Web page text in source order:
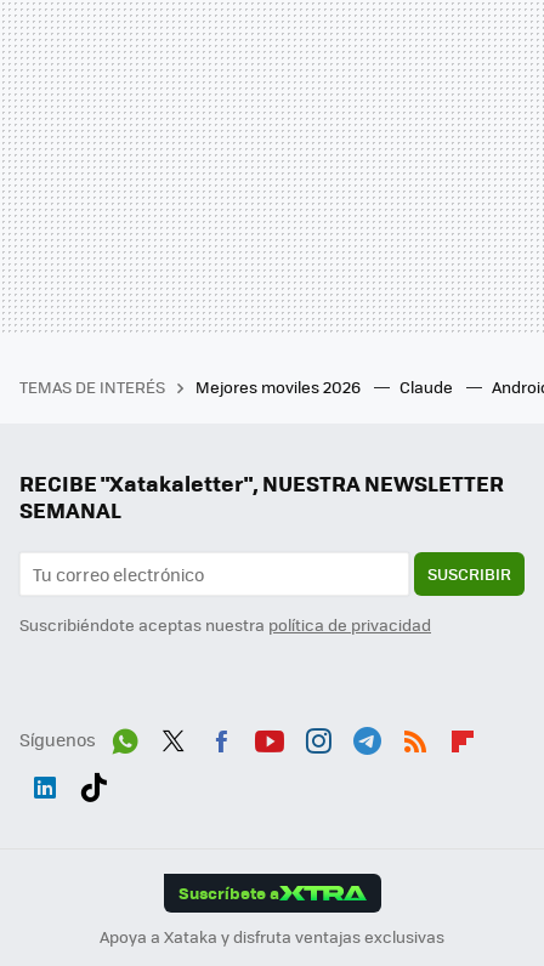
TEMAS DE INTERÉS Mejores moviles 2026 Claude
RECIBE "Xatakaletter", NUESTRA NEWSLETTER
SEMANAL
SUSCRIBIR
Suscribiéndote aceptas nuestra política de privacidad
Síguenos
Suscríbete a
Apoya a Xataka y disfruta ventajas exclusivas